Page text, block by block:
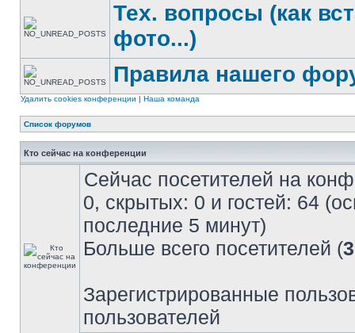
Тех. вопросы (как
фото...)
Правила нашего
Удалить cookies конференции | Наша команда
Список форумов
Кто сейчас на конференции
Сейчас посетителей на
0, скрытых: 0 и гостей: 64
последние 5 минут)
Больше всего посетителей (
Зарегистрированные
пользователей